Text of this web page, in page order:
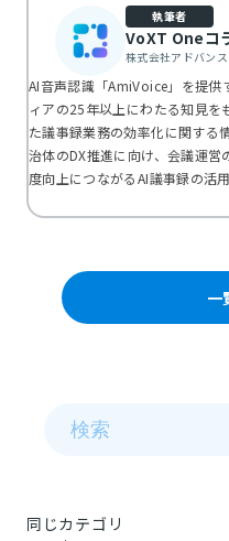
執筆者
VoXT Oneコ
株式会社アドバン
AI音声認識「AmiVoice」を提
ィアの25年以上にわたる知見を
た議事録業務の効率化に関する
治体のDX推進に向け、会議運
度向上につながるAI議事録の活
一
同じカテゴリ